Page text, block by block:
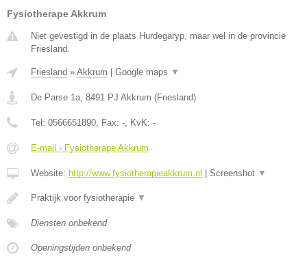
Fysiotherape Akkrum
Niet gevestigd in de plaats Hurdegaryp, maar wel in de provincie
Friesland.
Friesland » Akkrum | Google maps ▼
De Parse 1a 8491 PJ Akkrum (Friesland)
Tel: 0566651890 , Fax: - , KvK: -
E-mail › Fysiotherape Akkrum
Website: http://www.fysiotherapieakkrum.nl | Screenshot ▼
Praktijk voor fysiotherapie ▼
Diensten onbekend
Openingstijden onbekend